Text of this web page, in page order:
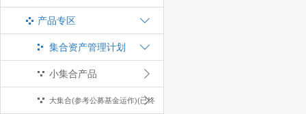
产品专区
集合资产管理计划
小集合产品
大集合(参考公募基金运作)(已终